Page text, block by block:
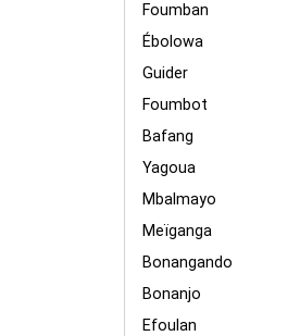
Foumban
Ébolowa
Guider
Foumbot
Bafang
Yagoua
Mbalmayo
Meïganga
Bonangando
Bonanjo
Efoulan